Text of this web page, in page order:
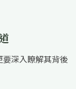
深入瞭解其背後